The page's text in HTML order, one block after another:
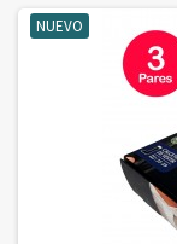
NUEVO